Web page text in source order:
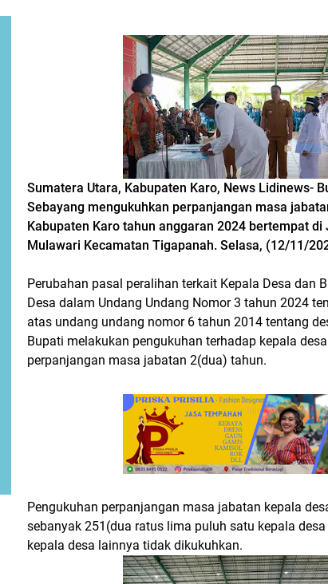
Sumatera Utara, Kabupaten Karo, News Lidinews-
Sebayang mengukuhkan perpanjangan masa
Kabupaten Karo tahun anggaran 2024 bertempat di
Mulawari Kecamatan Tigapanah. Selasa, (12/11/
Perubahan pasal peralihan terkait Kepala Desa dan
Desa dalam Undang Undang Nomor 3 tahun 2024
atas undang undang nomor 6 tahun 2014 tentang
Bupati melakukan pengukuhan terhadap kepala
perpanjangan masa jabatan 2(dua) tahun.
Pengukuhan perpanjangan masa jabatan kepala
sebanyak 251(dua ratus lima puluh satu kepala
kepala desa lainnya tidak dikukuhkan.